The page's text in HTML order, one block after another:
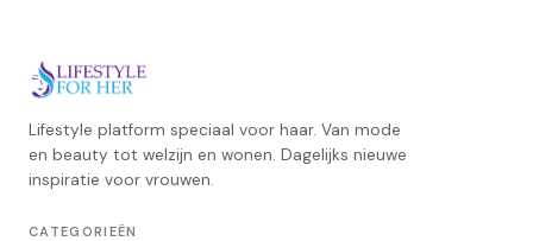
Lifestyle platform speciaal voor haar. Van mode
en beauty tot welzijn en wonen. Dagelijks nieuwe
inspiratie voor vrouwen.
CATEGORIEËN